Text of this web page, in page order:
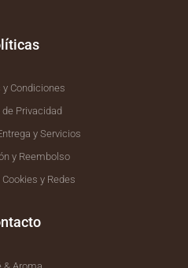
Condiciones
Privacidad
y Servicios
y Reembolso
y Redes